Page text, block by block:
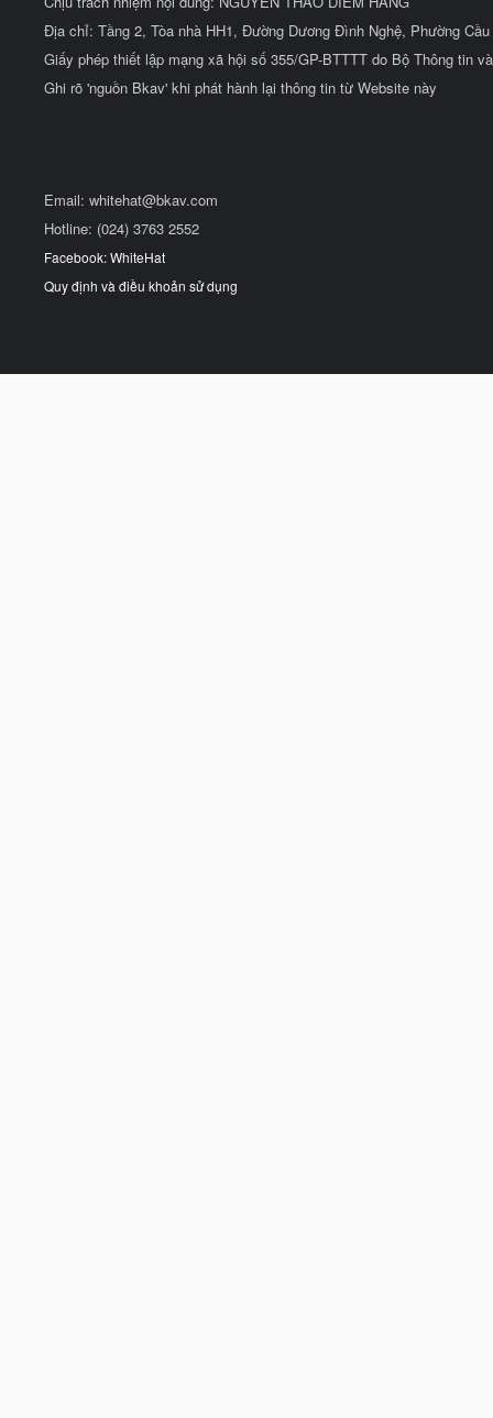
Địa chỉ: Tầng 2, Tòa nhà HH1, Đường Dương Đình Nghệ, Phường
Giấy phép thiết lập mạng xã hội số 355/GP-BTTTT do Bộ Thông tin
Ghi rõ 'nguồn Bkav' khi phát hành lại thông tin từ Website này
Email: whitehat@bkav.com
Hotline: (024) 3763 2552
Facebook: WhiteHat
Quy định và điều khoản sử dụng